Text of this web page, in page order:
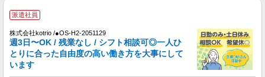
アルバイト パート
社会福祉法人 公風会
ケアマネージャー
時給1,200円〜1,500円 ※経験年数を考慮
派遣社員
株式会社kotrio /●OS-H2-2051129
週3日〜OK / 残業なし / シフト相談可◎一人ひ
とりに合った自由度の高い働き方を大事にして
います